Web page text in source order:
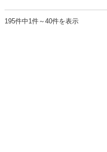
195件中1件～40件を表示